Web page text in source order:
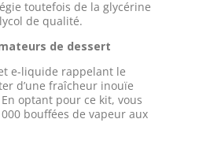
toutefois de la glycérine
de qualité.
de dessert
e-liquide rappelant le
d’une fraîcheur inouïe
optant pour ce kit, vous
bouffées de vapeur aux